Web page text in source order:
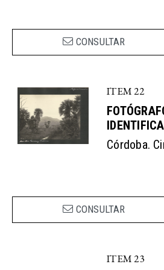
CONSULTAR
ITEM 22
Córdoba.
CONSULTAR
ITEM 23